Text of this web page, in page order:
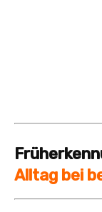
Alltag bei